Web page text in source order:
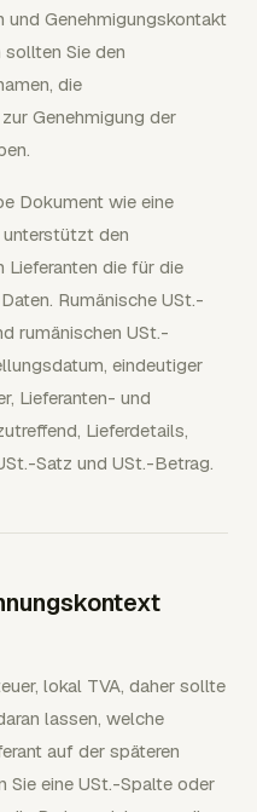
und Genehmigungskontakt
Sie den
die
Genehmigung der
Dokument wie eine
unterstützt den
Lieferanten die für die
Rumänische USt.-
rumänischen USt.-
eindeutiger
Lieferanten- und
Lieferdetails,
Satz und USt.-Betrag.
lokal TVA, daher sollte
lassen, welche
auf der späteren
Sie eine USt.-Spalte oder